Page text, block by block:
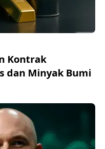
Kontrak
dan Minyak Bumi